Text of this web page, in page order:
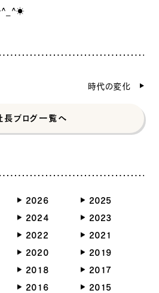
ヴィンテージ
^_^☀️
時代の変化
長ブログ一覧へ
2026
2025
2024
2023
2022
2021
2020
2019
2018
2017
2016
2015